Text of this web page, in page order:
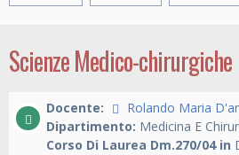
Scienze Medico-chirurgiche
Docente:
Rolando Maria
Dipartimento: Medicina E
Corso Di Laurea Dm.270/04 in